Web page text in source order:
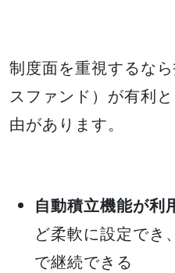
制度面を重視するな
スファンド）が有利
由があります。
自動積立機能が利
ど柔軟に設定でき
で継続できる